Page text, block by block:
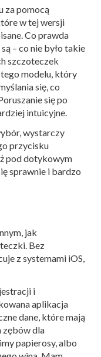
za pomocą
w tej wersji
Co prawda
– co nie było takie
szczoteczek
modelu, który
się, co
się po
intuicyjne.
wystarczy
przycisku
pod dotykowym
sprawnie i bardzo
jak
Bez
z systemami iOS,
i
aplikacja
dane, które mają
zębów dla
papierosy, albo